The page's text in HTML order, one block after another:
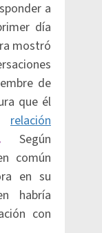
a
día
mostró
de
que él
relación
Según
común
en su
habría
con